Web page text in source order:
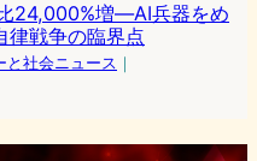
24,000%増—AI兵器をめ
律戦争の臨界点
と社会ニュース ｜